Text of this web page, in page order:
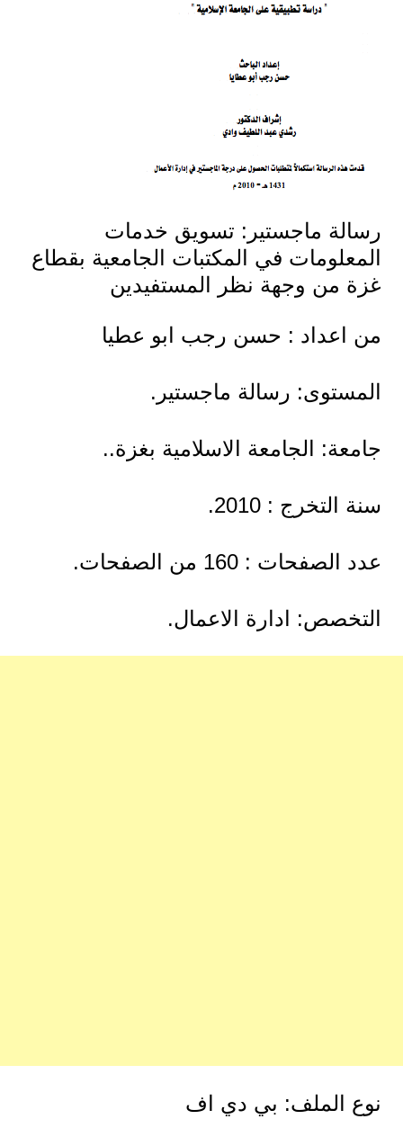
رسالة ماجستير: تسويق خدمات
المعلومات في المكتبات الجامعية بقطاع
غزة من وجهة نظر المستفيدين
من اعداد : حسن رجب ابو عطيا
المستوى: رسالة ماجستير.
جامعة: الجامعة الاسلامية بغزة..
سنة التخرج : 2010.
عدد الصفحات : 160 من الصفحات.
التخصص: ادارة الاعمال.
نوع الملف: بي دي اف